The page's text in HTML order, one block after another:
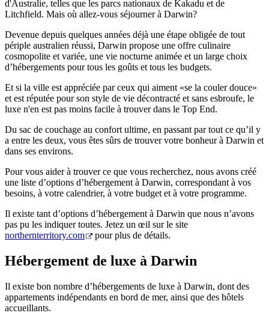
Rechercher:
Sign
d'Australie, telles que les parcs nationaux de Kakadu et de
Litchfield. Mais où allez-vous séjourner à Darwin?
Devenue depuis quelques années déjà une étape obligée de tout
périple australien réussi, Darwin propose une offre culinaire
cosmopolite et variée, une vie nocturne animée et un large choix
d’hébergements pour tous les goûts et tous les budgets.
Et si la ville est appréciée par ceux qui aiment «se la couler douce»
et est réputée pour son style de vie décontracté et sans esbroufe, le
luxe n'en est pas moins facile à trouver dans le Top End.
Du sac de couchage au confort ultime, en passant par tout ce qu’il y
a entre les deux, vous êtes sûrs de trouver votre bonheur à Darwin et
dans ses environs.
Pour vous aider à trouver ce que vous recherchez, nous avons créé
une liste d’options d’hébergement à Darwin, correspondant à vos
besoins, à votre calendrier, à votre budget et à votre programme.
Il existe tant d’options d’hébergement à Darwin que nous n’avons
pas pu les indiquer toutes. Jetez un œil sur le site
northernterritory.com
pour plus de détails.
Hébergement de luxe à Darwin
Il existe bon nombre d’hébergements de luxe à Darwin, dont des
appartements indépendants en bord de mer, ainsi que des hôtels
accueillants.